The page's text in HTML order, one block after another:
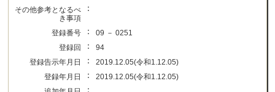
その他参考となるべ
き事項
：
登録番号 ：
09 － 0251
登録回
：
94
登録告示年月日
：
2019.12.05(令和1.12.05)
登録年月日
：
2019.12.05(令和1.12.05)
：